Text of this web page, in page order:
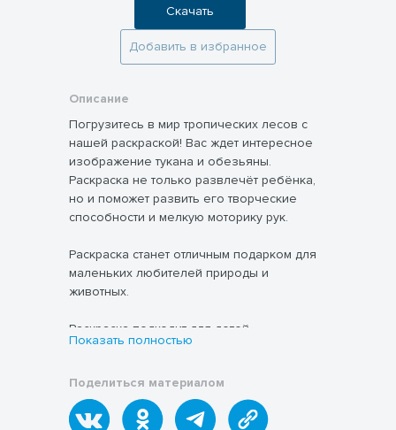
Скачать
Добавить в избранное
Описание
Погрузитесь в мир тропических лесов с
нашей раскраской! Вас ждет интересное
изображение тукана и обезьяны.
Раскраска не только развлечёт ребёнка,
но и поможет развить его творческие
способности и мелкую моторику рук.
Раскраска станет отличным подарком для
маленьких любителей природы и
животных.
Раскраска подходит для детей
дошкольного и младшего школьного
на качественной бумаге, что сделает её
безопасной для использования детскими
художественными инструментами.
Показать полностью
Поделиться материалом